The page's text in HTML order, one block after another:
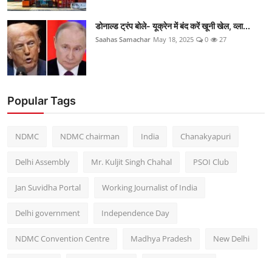
डोनाल्ड ट्रंप बोले- यूक्रेन में बंद करें खूनी खेल, व्ला...
Saahas Samachar May 18, 2025 0 27
Popular Tags
NDMC NDMC chairman India Chanakyapuri
Delhi Assembly Mr. Kuljit Singh Chahal PSOI Club
Jan Suvidha Portal Working Journalist of India
Delhi government Independence Day
NDMC Convention Centre Madhya Pradesh New Delhi